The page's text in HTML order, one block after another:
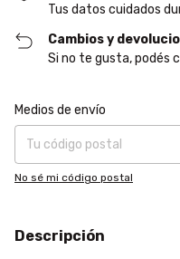
Tus datos cuidados
Cambios y
Si no te gusta, podés
Entregas para el CP:
Medios de envío
No sé mi código postal
Descripción